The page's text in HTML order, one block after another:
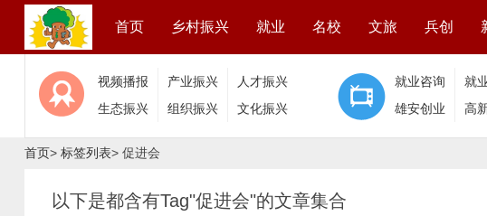
首页 乡村振兴 就业 名校 文旅 兵创
视频播报 产业振兴
人才振兴
生态振兴
组织振兴 文化振兴
就业咨询 就
雄安创业
高
首页> 标签列表> 促进会
以下是都含有Tag"促进会"的文章集合